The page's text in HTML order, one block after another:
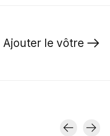
Ajouter le vôtre